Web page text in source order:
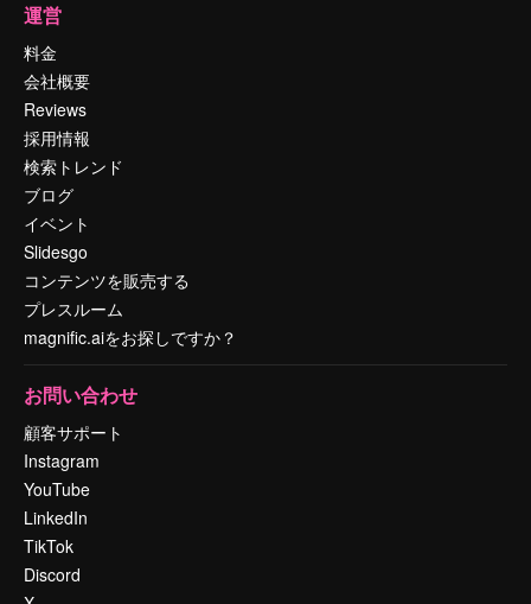
運営
料金
会社概要
Reviews
採用情報
検索トレンド
ブログ
イベント
Slidesgo
コンテンツを販売する
プレスルーム
magnific.aiをお探しですか？
お問い合わせ
顧客サポート
Instagram
YouTube
LinkedIn
TikTok
Discord